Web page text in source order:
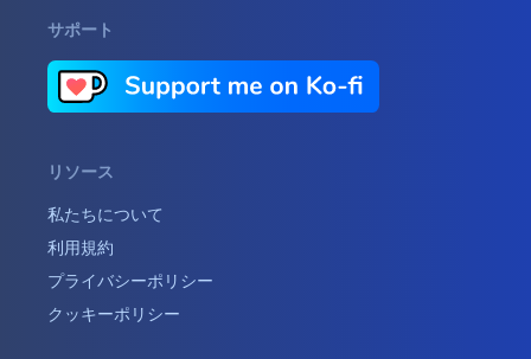
サポート
リソース
私たちについて
利用規約
プライバシーポリシー
クッキーポリシー